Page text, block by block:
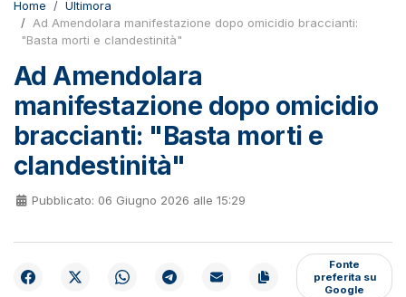
Home
Ultimora
Ad Amendolara manifestazione dopo omicidio braccianti:
"Basta morti e clandestinità"
Ad Amendolara
manifestazione dopo omicidio
braccianti: "Basta morti e
clandestinità"
Pubblicato: 06 Giugno 2026 alle 15:29
Fonte
preferita su
Google